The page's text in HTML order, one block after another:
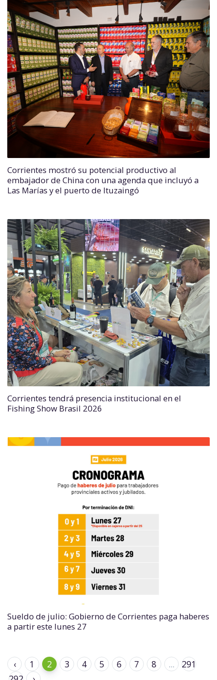
Corrientes mostró su potencial productivo al
embajador de China con una agenda que incluyó a
Las Marías y el puerto de Ituzaingó
Corrientes tendrá presencia institucional en el
Fishing Show Brasil 2026
Sueldo de julio: Gobierno de Corrientes paga haberes
a partir este lunes 27
‹ 1 2 3 4 5 6 7 8 ...
291